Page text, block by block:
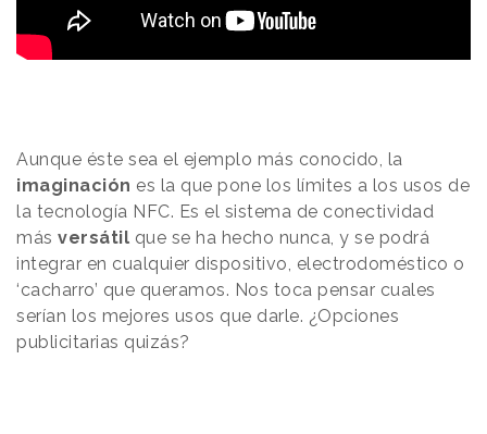
Aunque éste sea el ejemplo más conocido, la
imaginación es la que pone los límites a los usos de
la tecnología NFC. Es el sistema de conectividad
más versátil que se ha hecho nunca, y se podrá
integrar en cualquier dispositivo, electrodoméstico o
‘cacharro’ que queramos. Nos toca pensar cuales
serían los mejores usos que darle. ¿Opciones
publicitarias quizás?